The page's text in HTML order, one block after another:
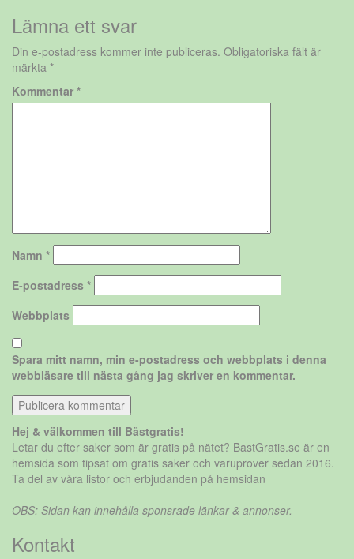
Lämna ett svar
Din e-postadress kommer inte publiceras. Obligatoriska fält är
märkta *
Kommentar *
Namn *
E-postadress *
Webbplats
Spara mitt namn, min e-postadress och webbplats i denna
webbläsare till nästa gång jag skriver en kommentar.
Hej & välkommen till Bästgratis!
Letar du efter saker som är gratis på nätet? BastGratis.se är en
hemsida som tipsat om gratis saker och varuprover sedan 2016.
Ta del av våra listor och erbjudanden på hemsidan
OBS: Sidan kan innehålla sponsrade länkar & annonser.
Kontakt